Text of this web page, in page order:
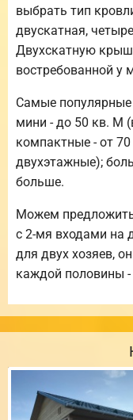
выбрать тип
двускатная,
Двухскатную
востребованной у
Самые
мини - до 50 кв. М
компактные - от
двухэтажные);
больше.
Можем
с 2-мя входами на
для двух хозяев,
каждой половины -